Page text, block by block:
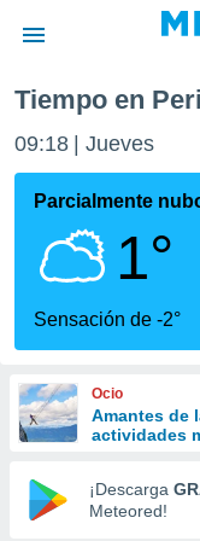
de
ha
que se
calidad.
a este
las
y
forma
digital
basada
Tiempo en
09:18 Jueves
Parcialmente
1°
Sensación de -2°
Ocio
Amantes de
actividades
¡Descarga
Meteored!